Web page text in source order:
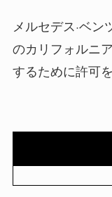
メルセデス·ベ
のカリフォルニ
するために許可